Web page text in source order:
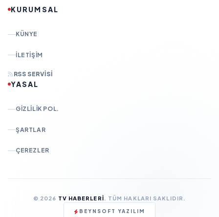
KURUMSAL
KÜNYE
İLETIŞIM
RSS SERVISI
YASAL
GIZLILIK POL.
ŞARTLAR
ÇEREZLER
© 2026 TV HABERLERI. TÜM HAKLARI SAKLIDIR.
BEYNSOFT YAZILIM